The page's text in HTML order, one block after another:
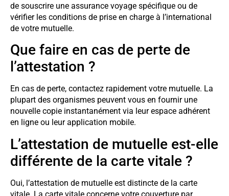
de souscrire une assurance voyage spécifique ou de
vérifier les conditions de prise en charge à l’international
de votre mutuelle.
Que faire en cas de perte de
l’attestation ?
En cas de perte, contactez rapidement votre mutuelle. La
plupart des organismes peuvent vous en fournir une
nouvelle copie instantanément via leur espace adhérent
en ligne ou leur application mobile.
L’attestation de mutuelle est-elle
différente de la carte vitale ?
Oui, l’attestation de mutuelle est distincte de la carte
vitale. La carte vitale concerne votre couverture par